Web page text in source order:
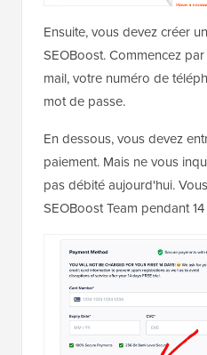
Ensuite, vous devez créer
SEOBoost. Commencez
mail, votre numéro de
mot de passe.
En dessous, vous devez
paiement. Mais ne vous
pas débité aujourd'hui.
SEOBoost Team pendant